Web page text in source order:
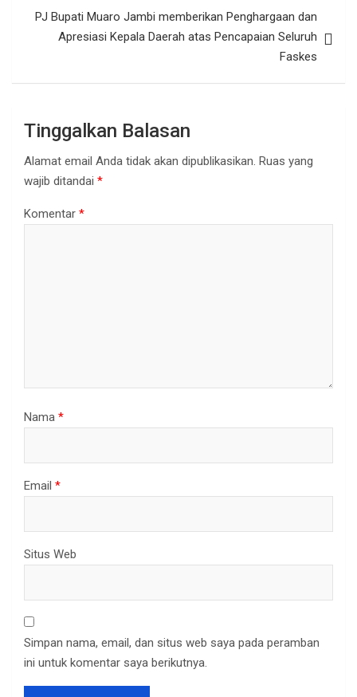
PJ Bupati Muaro Jambi memberikan Penghargaan dan
Apresiasi Kepala Daerah atas Pencapaian Seluruh
Faskes
Tinggalkan Balasan
Alamat email Anda tidak akan dipublikasikan. Ruas yang
wajib ditandai *
Komentar *
Nama *
Email *
Situs Web
Simpan nama, email, dan situs web saya pada peramban
ini untuk komentar saya berikutnya.